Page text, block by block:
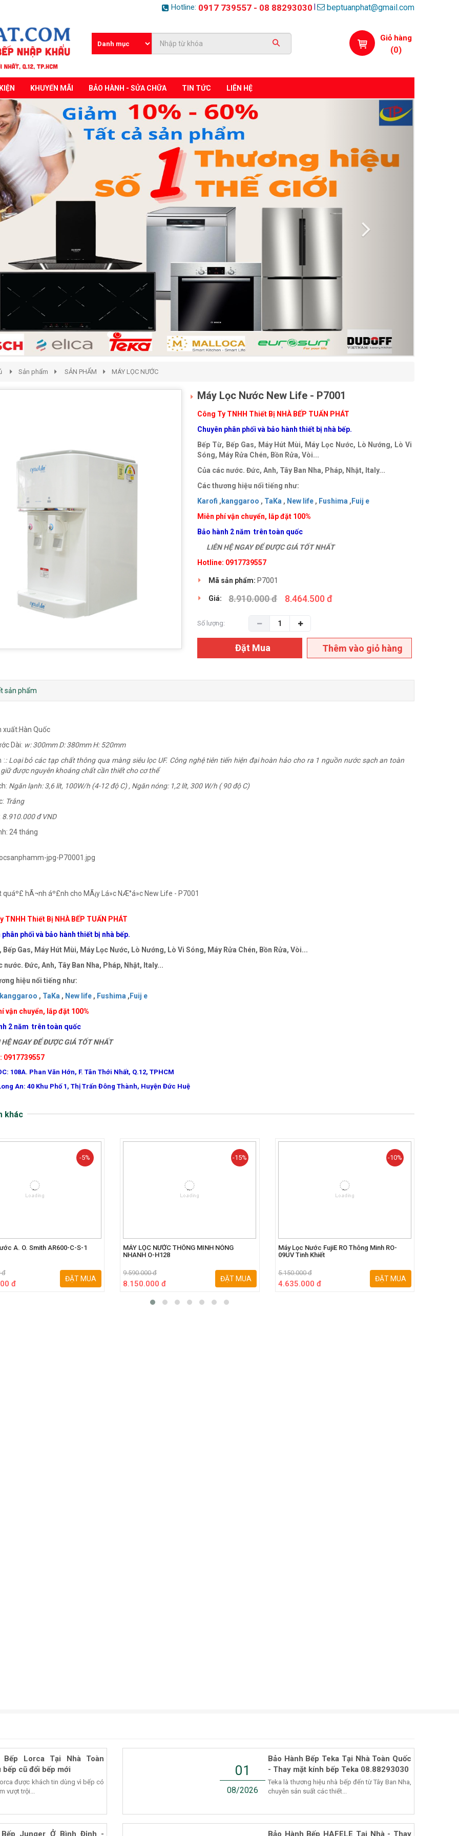
Hotline: 0917 739557 - 08 88293030 beptuanphat@gmail.com
Giỏ hàng
(0)
KHUYẾN MÃI BẢO HÀNH - SỬA CHỮA TIN TỨC LIÊN HỆ
Next
Sản phẩm SẢN PHẨM MÁY LỌC NƯỚC
Máy Lọc Nước New Life - P7001
Công Ty TNHH Thiết Bị NHÀ BẾP TUẤN PHÁT
Chuyên phân phối và bảo hành thiết bị nhà bếp.
Bếp Từ, Bếp Gas, Máy Hút Mùi, Máy Lọc Nước, Lò Nướng, Lò Vi
Sóng, Máy Rửa Chén, Bồn Rửa, Vòi...
Của các nước. Đức, Anh, Tây Ban Nha, Pháp, Nhật, Italy...
Các thương hiệu nổi tiếng như:
Karofi , kanggaroo , TaKa , New life , Fushima , Fuij e
Miễn phí vận chuyển, lắp đặt 100%
Bảo hành 2 năm trên toàn quốc
LIÊN HỆ NGAY ĐỂ ĐƯỢC GIÁ TỐT NHẤT
Hotline: 0917739557
Mã sản phẩm: P7001
Giá: 8.910.000 đ 8.464.500 đ
Số lượng:
Đặt Mua Thêm vào giỏ hàng
sản phẩm
xuất:Hàn Quốc
Dài: w: 300mm D: 380mm H: 520mm
:: Loại bỏ các tạp chất thông qua màng siêu lọc UF. Công nghệ tiên tiến hiện đại hoàn hảo cho ra 1 nguồn nước sạch an toàn
được nguyên khoáng chất cần thiết cho cơ thể
Ngăn lạnh: 3,6 lít, 100W/h (4-12 độ C) , Ngăn nóng: 1,2 lít, 300 W/h ( 90 độ C)
Trắng
8.910.000 đ VND
24 tháng
TNHH Thiết Bị NHÀ BẾP TUẤN PHÁT
phân phối và bảo hành thiết bị nhà bếp.
Bếp Gas, Máy Hút Mùi, Máy Lọc Nước, Lò Nướng, Lò Vi Sóng, Máy Rửa Chén, Bồn Rửa, Vòi...
nước. Đức, Anh, Tây Ban Nha, Pháp, Nhật, Italy...
hiệu nổi tiếng như:
kanggaroo , TaKa, New life , Fushima, Fuij e
vận chuyển, lắp đặt 100%
2 năm trên toàn quốc
NGAY ĐỂ ĐƯỢC GIÁ TỐT NHẤT
0917739557
108A. Phan Văn Hớn, F. Tân Thới Nhất, Q.12, TPHCM
An: 40 Khu Phố 1, Thị Trấn Đông Thành, Huyện Đức Huệ
khác
-5%
A. O. Smith AR600-C-S-1
đ
đ
ĐẶT MUA
-15%
MÁY LỌC NƯỚC THÔNG MINH NÓNG
NHANH O-H128
9.590.000 đ
8.150.000 đ
ĐẶT MUA
-10%
Máy Lọc Nước FujiE RO Thông Minh RO-
09UV Tinh Khiết
5.150.000 đ
4.635.000 đ
ĐẶT MUA
Bếp Lorca Tại Nhà Toàn
bếp cũ đổi bếp mới
được khách tin dùng vì bếp có
vượt trội...
01
08/2026
Bảo Hành Bếp Teka Tại Nhà Toàn Quốc
- Thay mặt kính bếp Teka 08.88293030
Teka là thương hiệu nhà bếp đến từ Tây Ban Nha,
chuyên sản suất các thiết...
Bếp Junger Ở Bình Định - Bảo Hành Bếp HAFELE Tại Nhà - Thay